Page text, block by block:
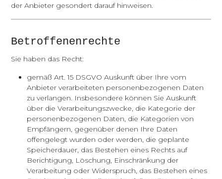
der Anbieter gesondert darauf hinweisen.
Betroffenenrechte
Sie haben das Recht:
gemäß Art. 15 DSGVO Auskunft über Ihre vom
Anbieter verarbeiteten personenbezogenen Daten
zu verlangen. Insbesondere können Sie Auskunft
über die Verarbeitungszwecke, die Kategorie der
personenbezogenen Daten, die Kategorien von
Empfängern, gegenüber denen Ihre Daten
offengelegt wurden oder werden, die geplante
Speicherdauer, das Bestehen eines Rechts auf
Berichtigung, Löschung, Einschränkung der
Verarbeitung oder Widerspruch, das Bestehen eines